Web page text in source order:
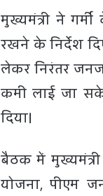
मुख्यमंत्री ने
रखने के निर्देश
लेकर निरंतर
कमी लाई जा
दिया।
बैठक में मुख्यमंत्री
योजना, पीएम